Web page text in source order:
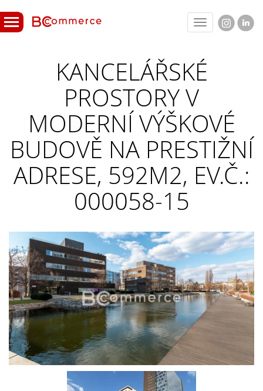
Toggle
navigation
KANCELÁŘSKÉ
PROSTORY V
MODERNÍ VÝŠKOVÉ
BUDOVĚ NA PRESTIŽNÍ
ADRESE, 592M2, EV.Č.:
000058-15